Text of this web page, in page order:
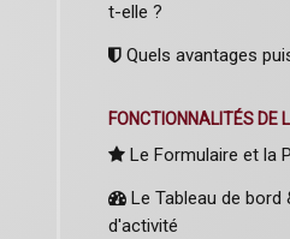
t-elle ?
Quels avantages
FONCTIONNALITÉS DE
Le Formulaire et la
Le Tableau de bord
d'activité